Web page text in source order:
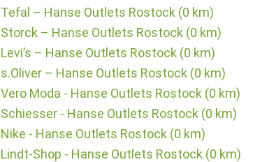
Tefal – Hanse Outlets Rostock (0 km)
Storck – Hanse Outlets Rostock (0 km)
Levi’s – Hanse Outlets Rostock (0 km)
s.Oliver – Hanse Outlets Rostock (0 km)
Vero Moda - Hanse Outlets Rostock (0 km)
Schiesser - Hanse Outlets Rostock (0 km)
Nike - Hanse Outlets Rostock (0 km)
Lindt-Shop - Hanse Outlets Rostock (0 km)